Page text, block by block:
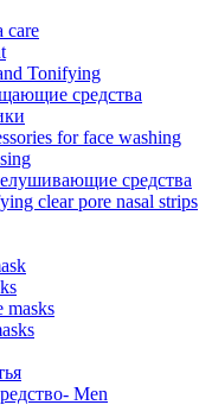
care
Tonifying
средства
for face washing
средства
clear pore nasal strips
masks
Men